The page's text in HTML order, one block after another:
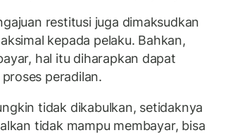
restitusi juga dimaksudkan
kepada pelaku. Bahkan,
hal itu diharapkan dapat
peradilan.
tidak dikabulkan, setidaknya
tidak mampu membayar, bisa